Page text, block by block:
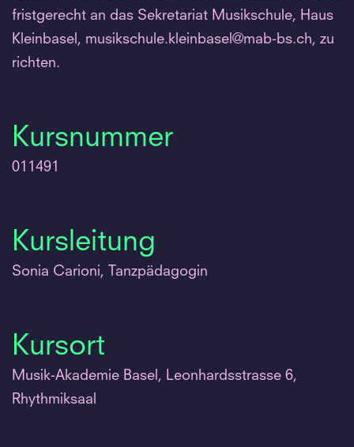
fristgerecht an das Sekretariat Musikschule, Haus
Kleinbasel, musikschule. kleinbasel@mab-bs.ch, zu
richten.
Kursnummer
011491
Kursleitung
Sonia Carioni, Tanzpädagogin
Kursort
Musik-Akademie Basel, Leonhardsstrasse 6,
Rhythmiksaal